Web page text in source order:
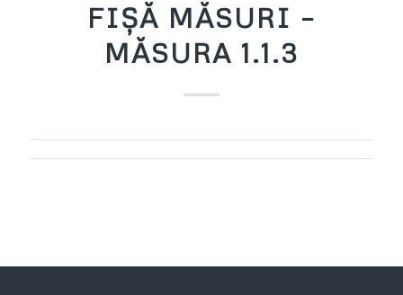
FIȘĂ MĂSURI –
MĂSURA 1.1.3